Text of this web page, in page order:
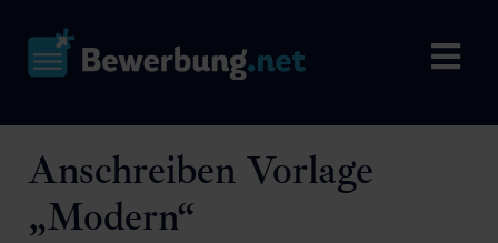
Anschreiben Vorlage
„Modern“